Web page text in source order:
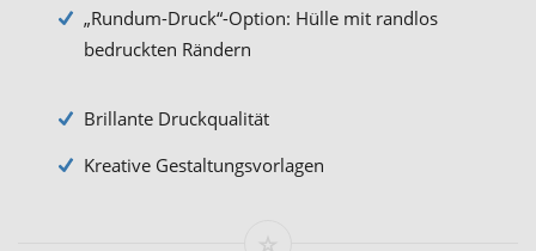
„Rundum-Druck“-Option: Hülle mit randlos
bedruckten Rändern
Brillante Druckqualität
Kreative Gestaltungsvorlagen